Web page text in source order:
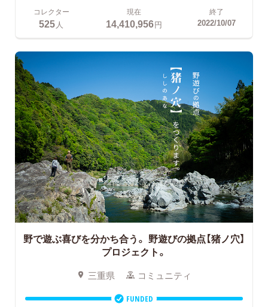
コレクター
525 人
現在
14,410,956円
終了
2022/10/07
野で遊ぶ喜びを分かち合う。 野遊びの拠点【猪ノ穴】
プロジェクト。
三重県 コミュニティ
FUNDED